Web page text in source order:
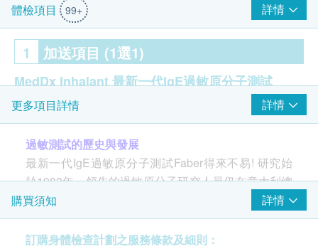
體檢項目 99+ 詳情
1 加送項目 (1選1)
MedDx Inhalant 最新一代IgE過敏原分子測試
測試31種關鍵環境致敏原分子
一至三個工作天知結果
2 基本項目
肉類
更多項目詳情 詳情
過敏測試的歷史與發展
最新一代IgE過敏原分子測試Faber得來不易! 研究始
於1983年，領先的過敏原分子研究人員仍在意大利總
部不斷進行研究，至今出版了240份學術文獻。 Faber
是第一也是唯一的 過敏原分子測試！
購買須知 詳情
訂購身體檢查計劃之服務條款及細則：